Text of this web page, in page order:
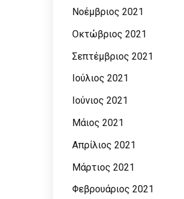
Νοέμβριος 2021
Οκτώβριος 2021
Σεπτέμβριος 2021
Ιούλιος 2021
Ιούνιος 2021
Μάιος 2021
Απρίλιος 2021
Μάρτιος 2021
Φεβρουάριος 2021